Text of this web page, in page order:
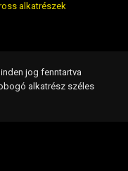
alkatrészek
jog fenntartva
alkatrész széles